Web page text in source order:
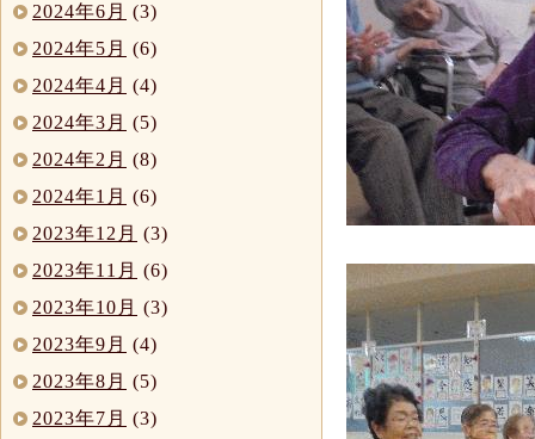
2024年6月 (3)
2024年5月 (6)
2024年4月 (4)
2024年3月 (5)
2024年2月 (8)
2024年1月 (6)
2023年12月 (3)
2023年11月 (6)
2023年10月 (3)
2023年9月 (4)
2023年8月 (5)
2023年7月 (3)